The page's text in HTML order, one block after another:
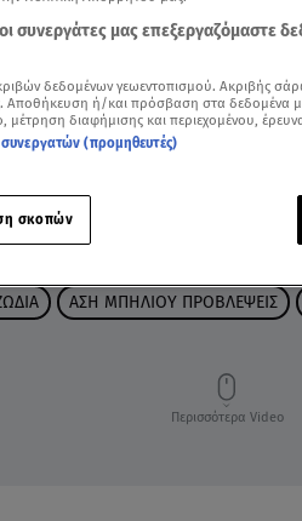
ΑΣΗ ΜΠΗΛΙΟΥ ΠΡΟΒΛΕΨΕΙΣ
Περισσότερα Video
οι συνεργάτες μας επεξεργαζόμαστε
δεδομένων γεωεντοπισμού. Ακριβής
Αποθήκευση ή/και πρόσβαση στα δεδομένα
μέτρηση διαφήμισης και περιεχομένου,
(προμηθευτές)
σκοπών